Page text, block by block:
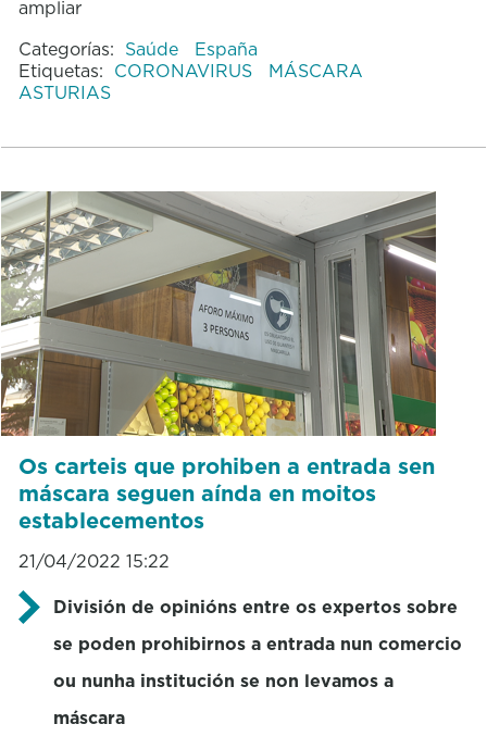
ampliar
Categorías: Saúde
España
Etiquetas: CORONAVIRUS
MÁSCARA
ASTURIAS
Os carteis que prohiben a entrada sen
máscara seguen aínda en moitos
establecementos
21/04/2022 15:22
División de opinións entre os expertos sobre
se poden prohibirnos a entrada nun comercio
ou nunha institución se non levamos a
máscara